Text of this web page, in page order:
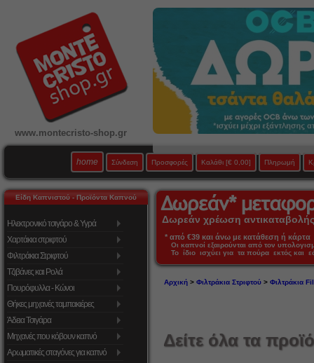
www.montecristo-shop.gr
home Σύνδεση Προσφορές Καλάθι [€ 0,00] Πληρωμή
Είδη Καπνιστού - Προϊόντα Καπνού
Ηλεκτρονικό τσιγάρο & Υγρά
Χαρτάκια στριφτού
Φιλτράκια Στριφτού
Τζιβάνες και Ρολά
Πουρόφυλλα - Κώνοι
Θήκες μηχανές ταμπακιέρες
Άδεια Τσιγάρα
Μηχανές που κόβουν καπνό
Αρωματικές σταγόνες για καπνό
Δωρεάν χρέωση
* από €39 και άνω με κατάθεση ή
Οι καπνοί εξαιρούνται από τον
Το ίδιο ισχύει για τα πούρα εκτός και
Αρχική> Φιλτράκια Στριφτού> Φιλτράκια
Δείτε όλα τα